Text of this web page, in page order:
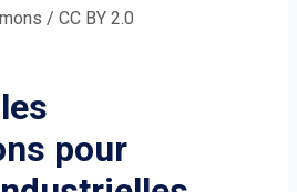
/ CC BY 2.0
pour